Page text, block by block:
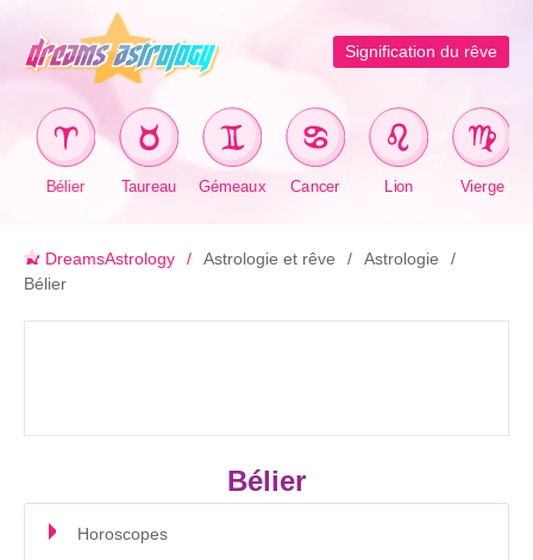
Signification du rêve
Bélier Taureau Gémeaux Cancer Lion Vierge
DreamsAstrology Astrologie et rêve
Astrologie
Bélier
Bélier
Horoscopes